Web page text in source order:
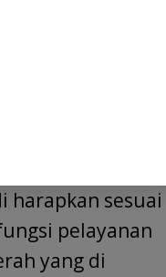
Perubahan
kenaikan setelah
Rp
harapkan sesuai
pelayanan
yang di